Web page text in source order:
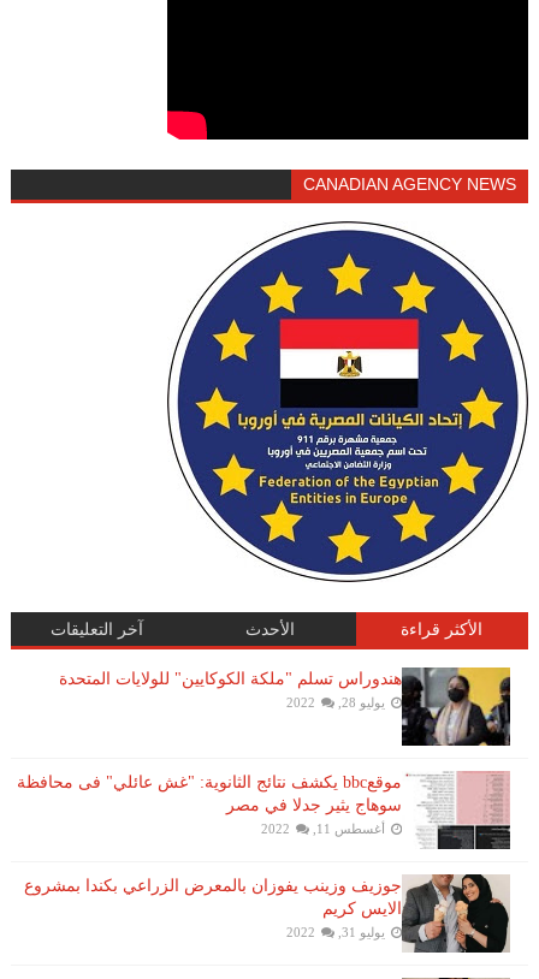
CANADIAN AGENCY NEWS
الأكثر قراءة الأحدث آخر التعليقات
هندوراس تسلم "ملكة الكوكايين" للولايات المتحدة
يوليو 28, 2022
موقعbbc يكشف نتائج الثانوية: "غش عائلي" فى محافظة
سوهاج يثير جدلا في مصر
أغسطس 11, 2022
جوزيف وزينب يفوزان بالمعرض الزراعي بكندا بمشروع
الايس كريم
يوليو 31, 2022